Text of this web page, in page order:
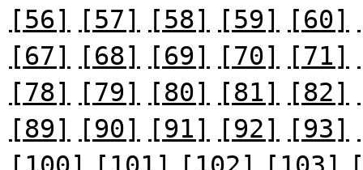
[56]
[57] [58] [59] [60]
[67]
[68] [69] [70] [71]
[78]
[79] [80] [81] [82]
[89]
[90] [91] [92] [93]